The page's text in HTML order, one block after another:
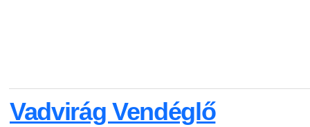
Vadvirág Vendéglő